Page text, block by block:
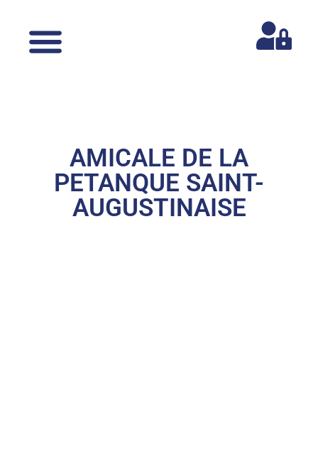
AMICALE DE LA
PETANQUE SAINT-
AUGUSTINAISE